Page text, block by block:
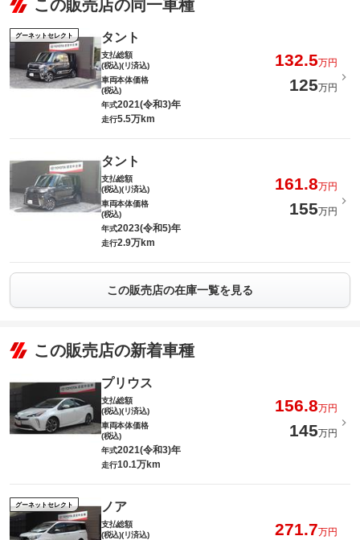
この販売店の同一車種
グーネットセレクト タント
支払総額
(税込)(リ済込)
132.5万円
車両本体価格
(税込)
125万円
年式2021(令和3)年
走行5.5万km
タント
支払総額
(税込)(リ済込)
161.8万円
車両本体価格
(税込)
155万円
年式2023(令和5)年
走行2.9万km
この販売店の在庫一覧を見る
この販売店の新着車種
プリウス
支払総額
(税込)(リ済込)
156.8万円
車両本体価格
(税込)
145万円
年式2021(令和3)年
走行10.1万km
グーネットセレクト ノア
支払総額
(税込)(リ済込)
271.7万円